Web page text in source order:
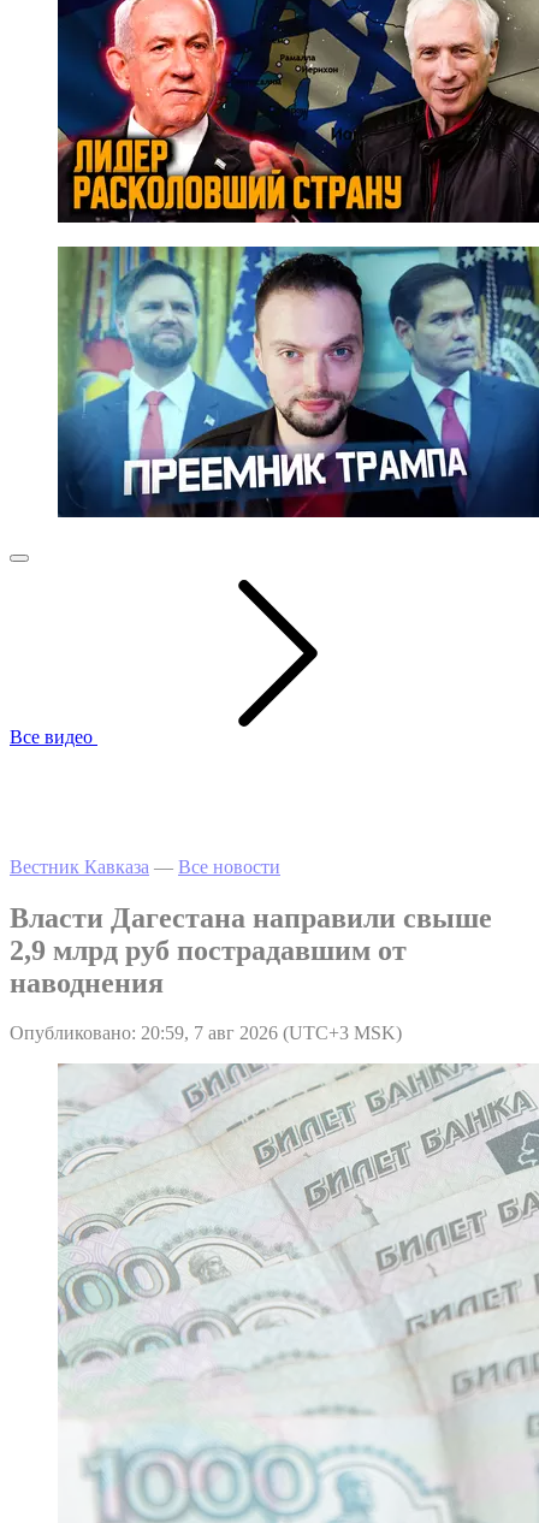
Все видео
Вестник Кавказа — Все новости
Власти Дагестана направили свыше
2,9 млрд руб пострадавшим от
наводнения
Опубликовано: 20:59, 7 авг 2026 (UTC+3 MSK)